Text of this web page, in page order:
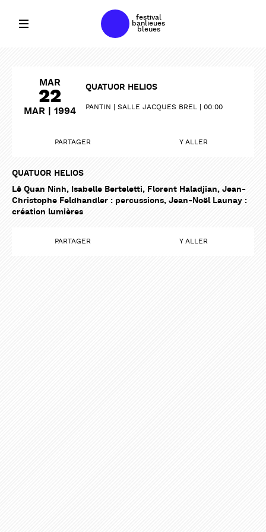
festival
banlieues
bleues
MAR
22
MAR | 1994
QUATUOR HELIOS
PANTIN SALLE JACQUES BREL 00:00
PARTAGER Y ALLER
QUATUOR HELIOS
Lê Quan Ninh, Isabelle Berteletti, Florent Haladjian, Jean-
Christophe Feldhandler : percussions, Jean-Noël Launay :
création lumières
PARTAGER Y ALLER